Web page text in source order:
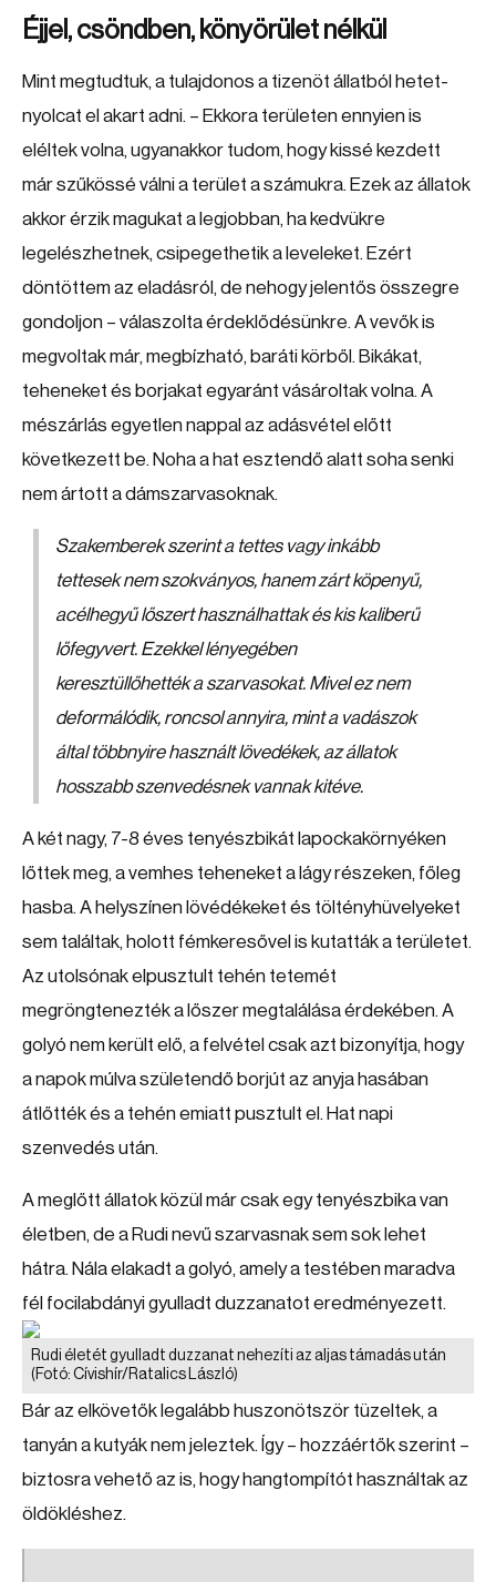
Éjjel, csöndben, könyörület nélkül
Mint megtudtuk, a tulajdonos a tizenöt állatból hetet-
nyolcat el akart adni. – Ekkora területen ennyien is
eléltek volna, ugyanakkor tudom, hogy kissé kezdett
már szűkössé válni a terület a számukra. Ezek az állatok
akkor érzik magukat a legjobban, ha kedvükre
legelészhetnek, csipegethetik a leveleket. Ezért
döntöttem az eladásról, de nehogy jelentős összegre
gondoljon – válaszolta érdeklődésünkre. A vevők is
megvoltak már, megbízható, baráti körből. Bikákat,
teheneket és borjakat egyaránt vásároltak volna. A
mészárlás egyetlen nappal az adásvétel előtt
következett be. Noha a hat esztendő alatt soha senki
nem ártott a dámszarvasoknak.
Szakemberek szerint a tettes vagy inkább
tettesek nem szokványos, hanem zárt köpenyű,
acélhegyű lőszert használhattak és kis kaliberű
lőfegyvert. Ezekkel lényegében
keresztüllőhették a szarvasokat. Mivel ez nem
deformálódik, roncsol annyira, mint a vadászok
által többnyire használt lövedékek, az állatok
hosszabb szenvedésnek vannak kitéve.
A két nagy, 7-8 éves tenyészbikát lapockakörnyéken
lőttek meg, a vemhes teheneket a lágy részeken, főleg
hasba. A helyszínen lövédékeket és töltényhüvelyeket
sem találtak, holott fémkeresővel is kutatták a területet.
Az utolsónak elpusztult tehén tetemét
megröngtenezték a lőszer megtalálása érdekében. A
golyó nem került elő, a felvétel csak azt bizonyítja, hogy
a napok múlva születendő borjút az anyja hasában
átlőtték és a tehén emiatt pusztult el. Hat napi
szenvedés után.
A meglőtt állatok közül már csak egy tenyészbika van
életben, de a Rudi nevű szarvasnak sem sok lehet
hátra. Nála elakadt a golyó, amely a testében maradva
fél focilabdányi gyulladt duzzanatot eredményezett.
Rudi életét gyulladt duzzanat nehezíti az aljas támadás után
(Fotó: Cívishír/Ratalics László)
Bár az elkövetők legalább huszonötször tüzeltek, a
tanyán a kutyák nem jeleztek. Így – hozzáértők szerint –
biztosra vehető az is, hogy hangtompítót használtak az
öldökléshez.